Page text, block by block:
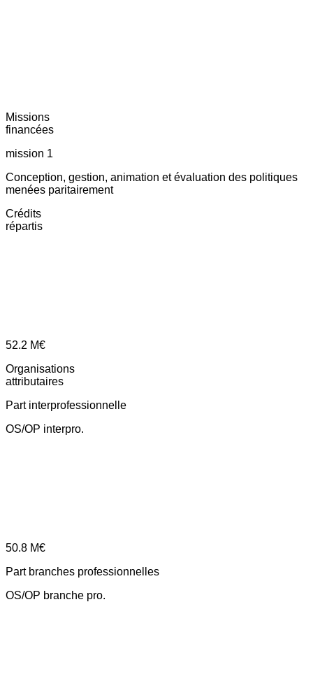
Missions
financées
mission 1
Conception, gestion, animation et évaluation des politiques
menées paritairement
Crédits
répartis
52.2 M€
Organisations
attributaires
Part interprofessionnelle
OS/OP interpro.
50.8 M€
Part branches professionnelles
OS/OP branche pro.